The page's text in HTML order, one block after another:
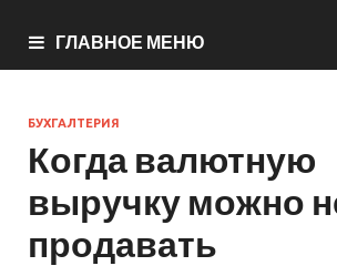
ГЛАВНОЕ МЕНЮ
БУХГАЛТЕРИЯ
Когда валютную
выручку можно
продавать